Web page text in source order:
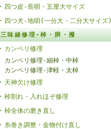
四つ皮-長唄・五厘大サイズ
四つ犬-地唄(一分大・二分大サイズ)
三味線修理-棹・胴・撥
カンベリ修理
カンベリ修理-細棹・中棹
カンベリ修理-津軽・太棹
天神欠け修理
棹割れ・入れほぞ修理
棹全体の磨き直し
糸巻き調整・金物付け直し